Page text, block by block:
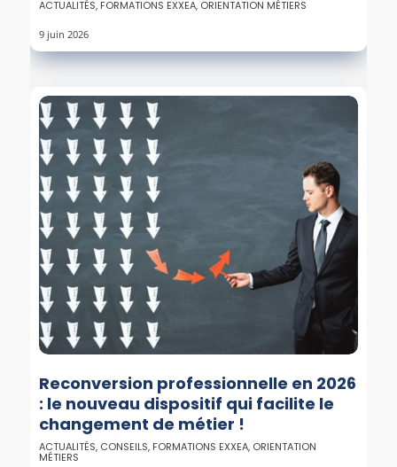
ACTUALITÉS, FORMATIONS EXXEA, ORIENTATION MÉTIERS
9 juin 2026
Reconversion professionnelle en 2026
: le nouveau dispositif qui facilite le
changement de métier !
ACTUALITÉS, CONSEILS, FORMATIONS EXXEA, ORIENTATION
MÉTIERS